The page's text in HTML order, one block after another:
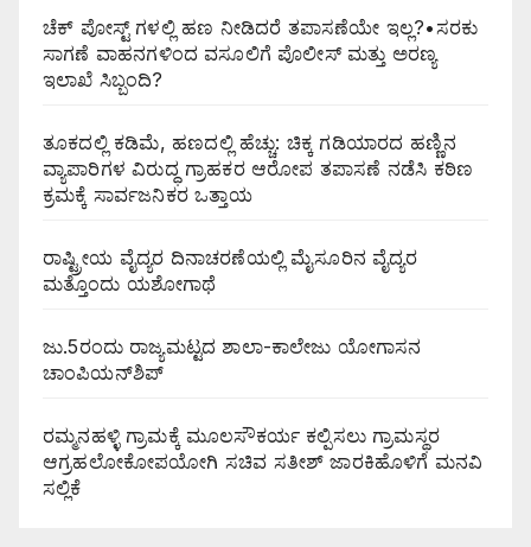
ಚೆಕ್ ಪೋಸ್ಟ್ ಗಳಲ್ಲಿ ಹಣ ನೀಡಿದರೆ ತಪಾಸಣೆಯೇ ಇಲ್ಲ?•ಸರಕು
ಸಾಗಣೆ ವಾಹನಗಳಿಂದ ವಸೂಲಿಗೆ ಪೊಲೀಸ್ ಮತ್ತು ಅರಣ್ಯ
ಇಲಾಖೆ ಸಿಬ್ಬಂದಿ?
ತೂಕದಲ್ಲಿ ಕಡಿಮೆ, ಹಣದಲ್ಲಿ ಹೆಚ್ಚು: ಚಿಕ್ಕ ಗಡಿಯಾರದ ಹಣ್ಣಿನ
ವ್ಯಾಪಾರಿಗಳ ವಿರುದ್ಧ ಗ್ರಾಹಕರ ಆರೋಪ ತಪಾಸಣೆ ನಡೆಸಿ ಕಠಿಣ
ಕ್ರಮಕ್ಕೆ ಸಾರ್ವಜನಿಕರ ಒತ್ತಾಯ
ರಾಷ್ಟ್ರೀಯ ವೈದ್ಯರ ದಿನಾಚರಣೆಯಲ್ಲಿ ಮೈಸೂರಿನ ವೈದ್ಯರ
ಮತ್ತೊಂದು ಯಶೋಗಾಥೆ
ಜು.5ರಂದು ರಾಜ್ಯಮಟ್ಟದ ಶಾಲಾ-ಕಾಲೇಜು ಯೋಗಾಸನ
ಚಾಂಪಿಯನ್‌ಶಿಪ್
ರಮ್ಮನಹಳ್ಳಿ ಗ್ರಾಮಕ್ಕೆ ಮೂಲಸೌಕರ್ಯ ಕಲ್ಪಿಸಲು ಗ್ರಾಮಸ್ಥರ
ಆಗ್ರಹಲೋಕೋಪಯೋಗಿ ಸಚಿವ ಸತೀಶ್ ಜಾರಕಿಹೊಳಿಗೆ ಮನವಿ
ಸಲ್ಲಿಕೆ